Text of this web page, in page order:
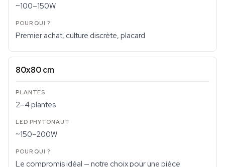
~100–150W
Premier achat, culture discrète, placard
80x80 cm
2–4 plantes
~150–200W
Le compromis idéal — notre choix pour une pièce